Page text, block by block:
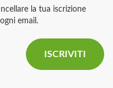
la tua iscrizione
email.